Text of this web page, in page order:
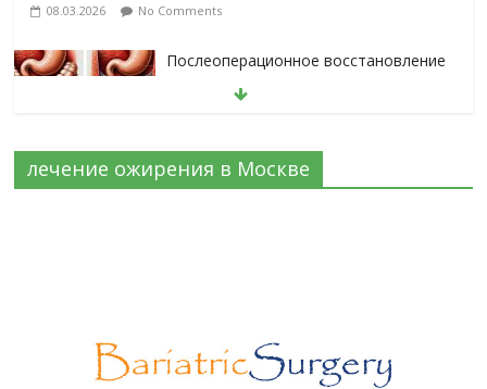
08.03.2026 No Comments
Послеоперационное восстановление
08.03.2026
Барбированные нити в хирургии:
выбор нитей и техники
02.03.2026 No Comments
лечение ожирения в Москве